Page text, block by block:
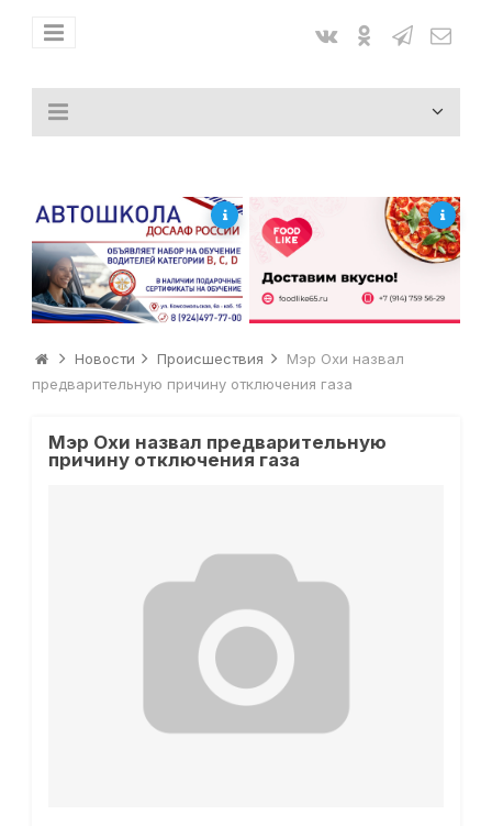
Новости Происшествия
Мэр Охи назвал
предварительную причину отключения газа
Мэр Охи назвал предварительную
причину отключения газа